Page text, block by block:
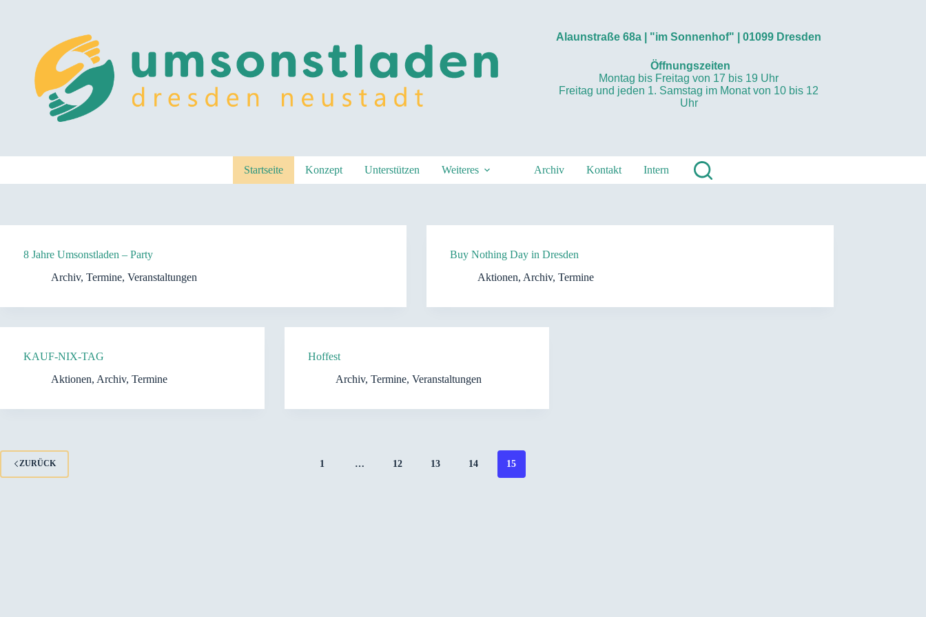
Alaunstraße 68a | "im Sonnenhof" | 01099 Dresden
Öffnungszeiten
Montag bis Freitag von 17 bis 19 Uhr
Freitag und jeden 1. Samstag im Monat von 10 bis 12
Uhr
Startseite Konzept Unterstützen Weiteres Archiv Kontakt Intern
8 Jahre Umsonstladen – Party
Archiv, Termine, Veranstaltungen
Buy Nothing Day in Dresden
Aktionen, Archiv,Termine
KAUF-NIX-TAG
Aktionen, Archiv, Termine
Hoffest
Archiv, Termine, Veranstaltungen
ZURÜCK 1 … 12 13 14 15